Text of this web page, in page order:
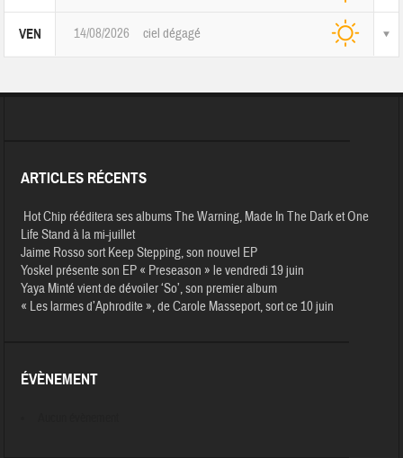
VEN 14/08/2026 ciel dégagé
ARTICLES RÉCENTS
Hot Chip rééditera ses albums The Warning, Made In The Dark et One
Life Stand à la mi-juillet
Jaime Rosso sort Keep Stepping, son nouvel EP
Yoskel présente son EP « Preseason » le vendredi 19 juin
Yaya Minté vient de dévoiler ‘So’, son premier album
« Les larmes d’Aphrodite », de Carole Masseport, sort ce 10 juin
ÉVÈNEMENT